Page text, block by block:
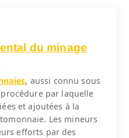
du minage
, aussi connu sous
par laquelle
et ajoutées à la
Les mineurs
efforts par des